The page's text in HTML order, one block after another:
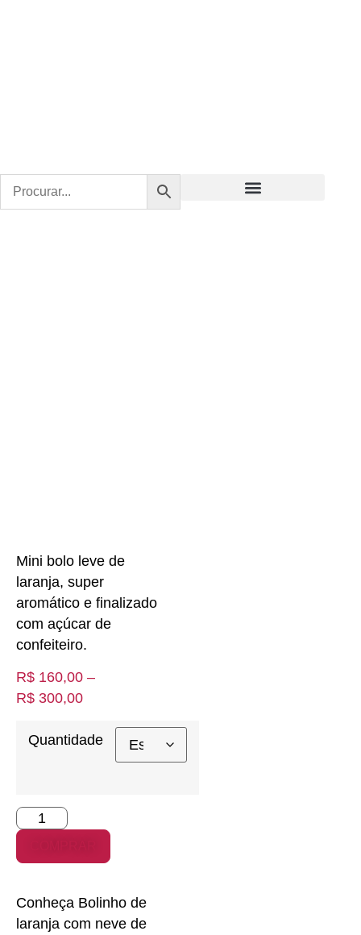
Mini bolo leve de
laranja, super
aromático e finalizado
com açúcar de
confeiteiro.
R$ 160,00 –
R$ 300,00
Quantidade
Conheça Bolinho de
laranja com neve de